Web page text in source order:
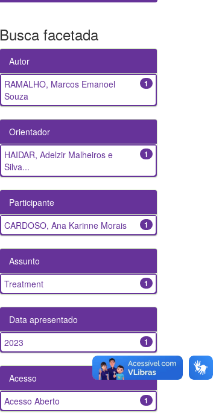
Busca facetada
Autor
1
RAMALHO, Marcos Emanoel
Souza
Orientador
1
HAIDAR, Adelzir Malheiros e
Silva...
Participante
1
CARDOSO, Ana Karinne Morais
Assunto
1
Treatment
Data apresentado
1
2023
Acesso
1
Acesso Aberto